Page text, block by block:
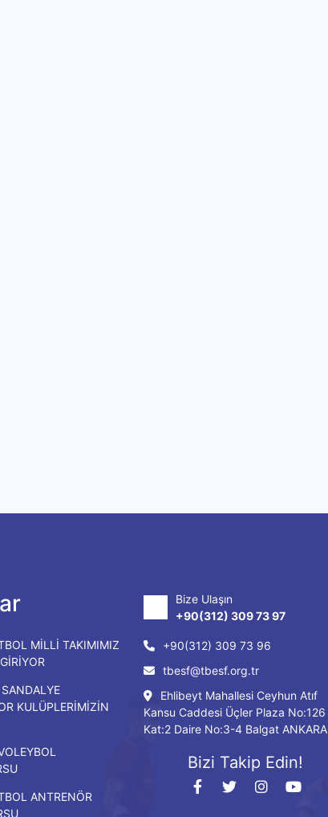
MİLLİ TAKIMIMIZ
KULÜPLERİMİZİN
ANTRENÖR
Bize Ulaşın
+90(312) 309 73 97
+90(312) 309 73 96
tbesf@tbesf.org.tr
Ehlibeyt Mahallesi Ceyhun Atıf
Kansu Caddesi Üçler Plaza No:126
Kat:2 Daire No:3-4 Balgat ANKARA
Bizi Takip Edin!